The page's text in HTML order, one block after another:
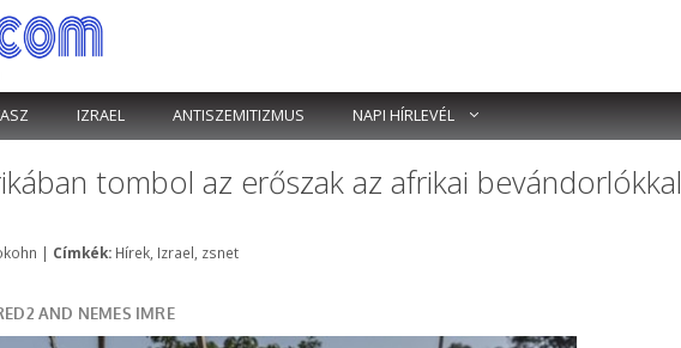
IZRAEL ANTISZEMITIZMUS NAPI HÍRLEVÉL
tombol az erőszak az afrikai bevándorlókkal
| Címkék: Címkék
Hírek Izrael zsnet